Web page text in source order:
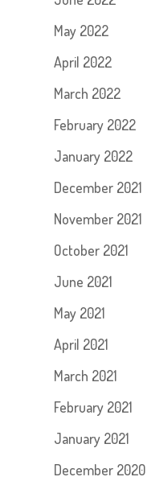
May 2022
April 2022
March 2022
February 2022
January 2022
December 2021
November 2021
October 2021
June 2021
May 2021
April 2021
March 2021
February 2021
January 2021
December 2020